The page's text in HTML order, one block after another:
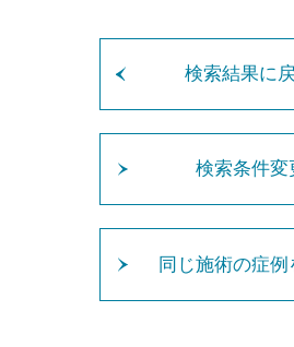
検索結果に
検索条件変
同じ施術の症例